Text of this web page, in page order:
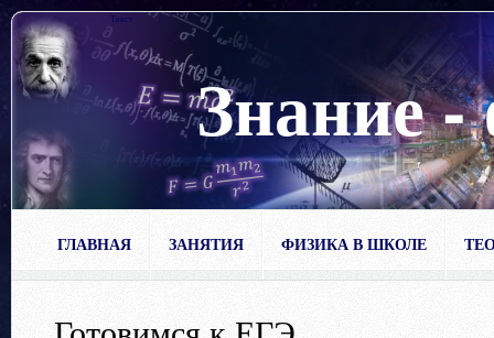
Знание
Текст
ГЛАВНАЯ ЗАНЯТИЯ ФИЗИКА В ШКОЛЕ